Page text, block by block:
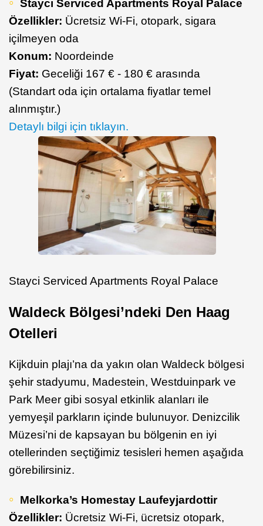
Stayci Serviced Apartments Royal Palace
Özellikler: Ücretsiz Wi-Fi, otopark, sigara
içilmeyen oda
Konum: Noordeinde
Fiyat: Geceliği 167 € - 180 € arasında
(Standart oda için ortalama fiyatlar temel
alınmıştır.)
Detaylı bilgi için tıklayın.
Stayci Serviced Apartments Royal Palace
Waldeck Bölgesi’ndeki Den Haag
Otelleri
Kijkduin plajı’na da yakın olan Waldeck bölgesi
şehir stadyumu, Madestein, Westduinpark ve
Park Meer gibi sosyal etkinlik alanları ile
yemyeşil parkların içinde bulunuyor. Denizcilik
Müzesi’ni de kapsayan bu bölgenin en iyi
otellerinden seçtiğimiz tesisleri hemen aşağıda
görebilirsiniz.
Melkorka’s Homestay Laufeyjardottir
Özellikler: Ücretsiz Wi-Fi, ücretsiz otopark,